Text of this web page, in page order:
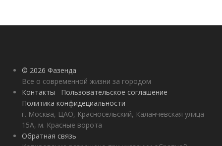
© 2026 Фазенда
Все о современной жизни за городом
Контакты
Пользовательское соглашение
Политика конфидециальности
г. Москва, ЦАО, Красносельский, Каланчевская улица
15А, м. Красные ворота
Обратная связь